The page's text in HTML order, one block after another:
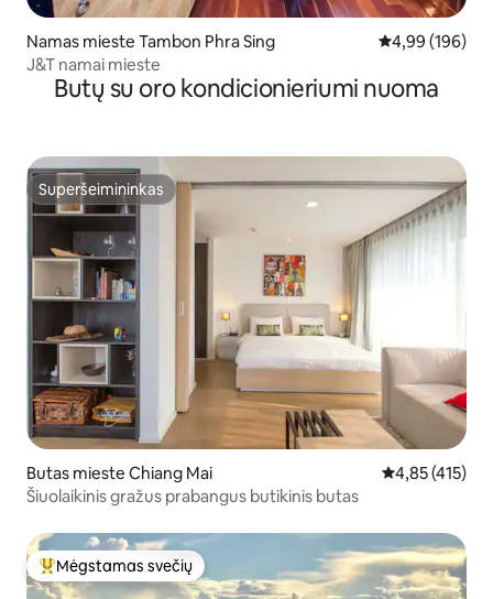
Namas mieste Tambon Phra Sing Vidutinis
4,99 (196)
J&T namai mieste
Butų su oro kondicionieriumi nuoma
Superšeimininkas
Superšeimininkas
Butas mieste Chiang Mai Vidutinis
4,85 (415)
Šiuolaikinis gražus prabangus butikinis butas
Svečių mėgstamiausias
Mėgstamas svečių